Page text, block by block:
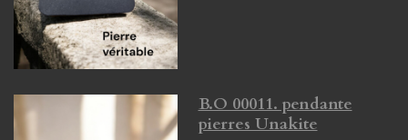
B.O 00011. pendante
pierres Unakite